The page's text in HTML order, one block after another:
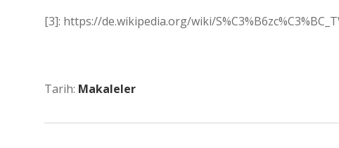
[3]: https://de.wikipedia.org/wiki/
Tarih: Makaleler